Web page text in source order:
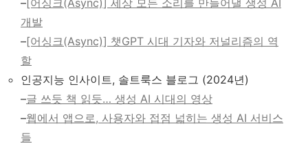
개발
–[어싱크(Async)] 챗GPT 시대 기자와 저널리즘의 역
할
인공지능 인사이트, 솔트룩스 블로그 (2024년)
–글 쓰듯 책 읽듯… 생성 AI 시대의 영상
–웹에서 앱으로, 사용자와 접점 넓히는 생성 AI 서비스
들